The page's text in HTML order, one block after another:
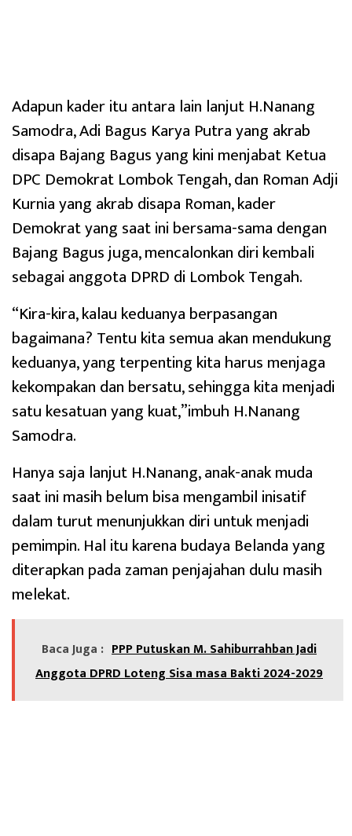
Adapun kader itu antara lain lanjut H.Nanang
Samodra, Adi Bagus Karya Putra yang akrab
disapa Bajang Bagus yang kini menjabat Ketua
DPC Demokrat Lombok Tengah, dan Roman Adji
Kurnia yang akrab disapa Roman, kader
Demokrat yang saat ini bersama-sama dengan
Bajang Bagus juga, mencalonkan diri kembali
sebagai anggota DPRD di Lombok Tengah.
“Kira-kira, kalau keduanya berpasangan
bagaimana? Tentu kita semua akan mendukung
keduanya, yang terpenting kita harus menjaga
kekompakan dan bersatu, sehingga kita menjadi
satu kesatuan yang kuat,”imbuh H.Nanang
Samodra.
Hanya saja lanjut H.Nanang, anak-anak muda
saat ini masih belum bisa mengambil inisatif
dalam turut menunjukkan diri untuk menjadi
pemimpin. Hal itu karena budaya Belanda yang
diterapkan pada zaman penjajahan dulu masih
melekat.
Baca Juga : PPP Putuskan M. Sahiburrahban Jadi
Anggota DPRD Loteng Sisa masa Bakti 2024-2029